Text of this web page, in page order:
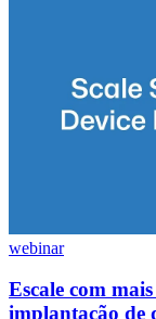
webinar
Escale com
implantação de